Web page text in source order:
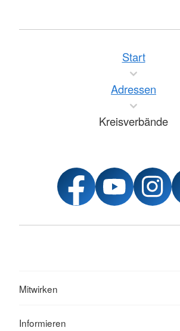
Start
Adressen
Kreisverbände
Mitwirken
Informieren